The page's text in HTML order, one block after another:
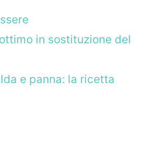
in sostituzione del
e panna: la ricetta